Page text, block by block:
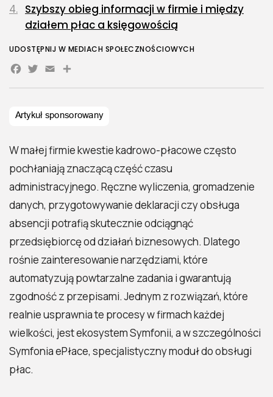
W małej firmie kwestie kadrowo-płacowe często
pochłaniają znaczącą część czasu
administracyjnego. Ręczne wyliczenia, gromadzenie
danych, przygotowywanie deklaracji czy obsługa
absencji potrafią skutecznie odciągnąć
przedsiębiorcę od działań biznesowych. Dlatego
rośnie zainteresowanie narzędziami, które
automatyzują powtarzalne zadania i gwarantują
zgodność z przepisami. Jednym z rozwiązań, które
realnie usprawnia te procesy w firmach każdej
wielkości, jest ekosystem Symfonii, a w szczególności
Symfonia ePłace, specjalistyczny moduł do obsługi
płac.
Szybszy obieg informacji w firmie i między
działem płac a księgowością
UDOSTĘPNIJ W MEDIACH SPOŁECZNOŚCIOWYCH
Facebook
Twitter
Email